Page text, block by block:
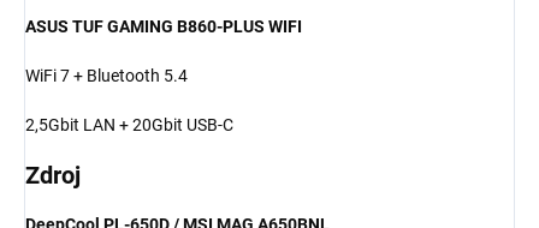
ASUS TUF GAMING B860-PLUS WIFI
WiFi 7 + Bluetooth 5.4
2,5Gbit LAN + 20Gbit USB-C
Zdroj
DeepCool PL-650D / MSI MAG A650BNL